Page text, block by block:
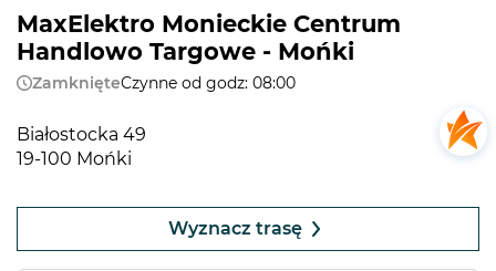
MaxElektro Monieckie Centrum
Handlowo Targowe - Mońki
ZamknięteCzynne od godz: 08:00
Białostocka 49
19-100 Mońki
−
Wyznacz trasę